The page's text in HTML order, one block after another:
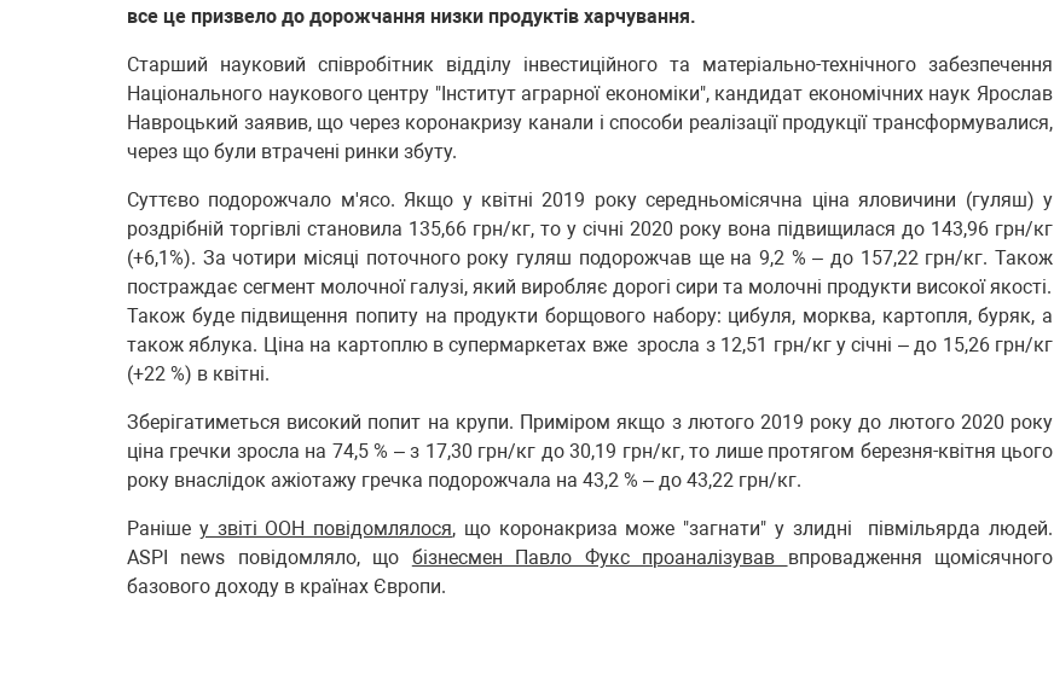
все це призвело до дорожчання низки продуктів харчування.
Старший науковий співробітник відділу інвестиційного та матеріально-технічного забезпечення
Національного наукового центру "Інститут аграрної економіки", кандидат економічних наук Ярослав
Навроцький заявив, що через коронакризу канали і способи реалізації продукції трансформувалися,
через що були втрачені ринки збуту.
Суттєво подорожчало м'ясо. Якщо у квітні 2019 року середньомісячна ціна яловичини (гуляш) у
роздрібній торгівлі становила 135,66 грн/кг, то у січні 2020 року вона підвищилася до 143,96 грн/кг
(+6,1%). За чотири місяці поточного року гуляш подорожчав ще на 9,2 % – до 157,22 грн/кг. Також
постраждає сегмент молочної галузі, який виробляє дорогі сири та молочні продукти високої якості.
Також буде підвищення попиту на продукти борщового набору: цибуля, морква, картопля, буряк, а
також яблука. Ціна на картоплю в супермаркетах вже зросла з 12,51 грн/кг у січні – до 15,26 грн/кг
(+22 %) в квітні.
Зберігатиметься високий попит на крупи. Приміром якщо з лютого 2019 року до лютого 2020 року
ціна гречки зросла на 74,5 % – з 17,30 грн/кг до 30,19 грн/кг, то лише протягом березня-квітня цього
року внаслідок ажіотажу гречка подорожчала на 43,2 % – до 43,22 грн/кг.
Раніше у звіті ООН повідомлялося, що коронакриза може "загнати" у злидні півмільярда людей.
ASPI news повідомляло, що бізнесмен Павло Фукс проаналізував впровадження щомісячного
базового доходу в країнах Європи.